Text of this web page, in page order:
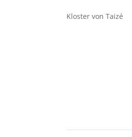
Kloster von Taizé